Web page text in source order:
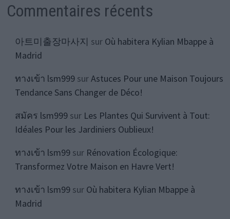
Commentaires récents
아트미출장마사지 sur Où habitera Kylian Mbappe à
Madrid
ทางเข้า lsm999surAstuces Pour une Maison Toujours
Tendance Sans Changer de Déco!
สมัคร lsm999sur Les Plantes Qui Survivent à Tout:
Idéales Pour les Jardiniers Oublieux!
ทางเข้า lsm99sur Rénovation Écologique:
Transformez Votre Maison en Havre Vert!
ทางเข้า lsm99sur Où habitera Kylian Mbappe à
Madrid